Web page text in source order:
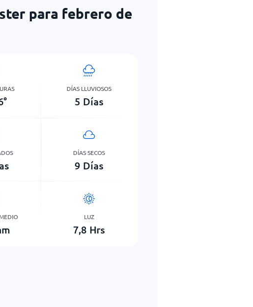
para febrero de
°
DÍAS LLUVIOSOS
5 Días
DÍAS SECOS
9 Días
LUZ
7,8 Hrs